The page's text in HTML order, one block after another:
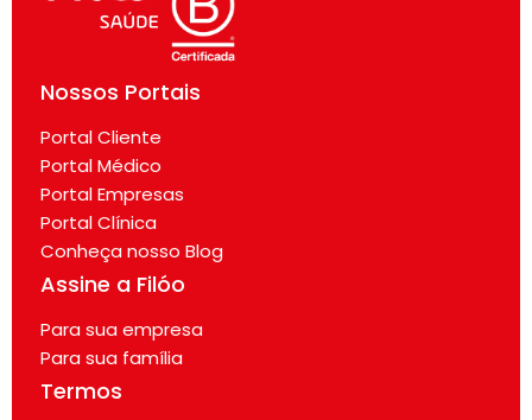
Nossos Portais
Portal Cliente
Portal Médico
Portal Empresas
Portal Clínica
Conheça nosso Blog
Assine a Filóo
Para sua empresa
Para sua família
Termos